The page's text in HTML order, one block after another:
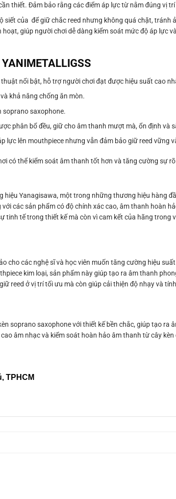
thiết. Đảm bảo rằng các điểm áp lực từ nằm đúng vị
siết của để giữ chắc reed nhưng không quá chặt, tránh
hoạt, giúp người chơi dễ dàng kiểm soát mức độ áp lực
nổi bật, hỗ trợ người chơi đạt được hiệu suất cao
khả năng chống ăn mòn.
soprano saxophone.
phân bổ đều, giữ cho âm thanh mượt mà, ổn định và
lực lên mouthpiece nhưng vẫn đảm bảo giữ reed vững
có thể kiểm soát âm thanh tốt hơn và tăng cường sự
hiệu Yanagisawa, một trong những thương hiệu hàng
các sản phẩm có độ chính xác cao, âm thanh hoàn
tinh tế trong thiết kế mà còn vì cam kết của hãng
cho các nghệ sĩ và học viên muốn tăng cường hiệu
kim loại, sản phẩm này giúp tạo ra âm thanh
reed ở vị trí tối ưu mà còn giúp cải thiện độ nhạy và
soprano saxophone với thiết kế bền chắc, giúp tạo
âm nhạc và kiểm soát hoàn hảo âm thanh từ cây kèn
TPHCM